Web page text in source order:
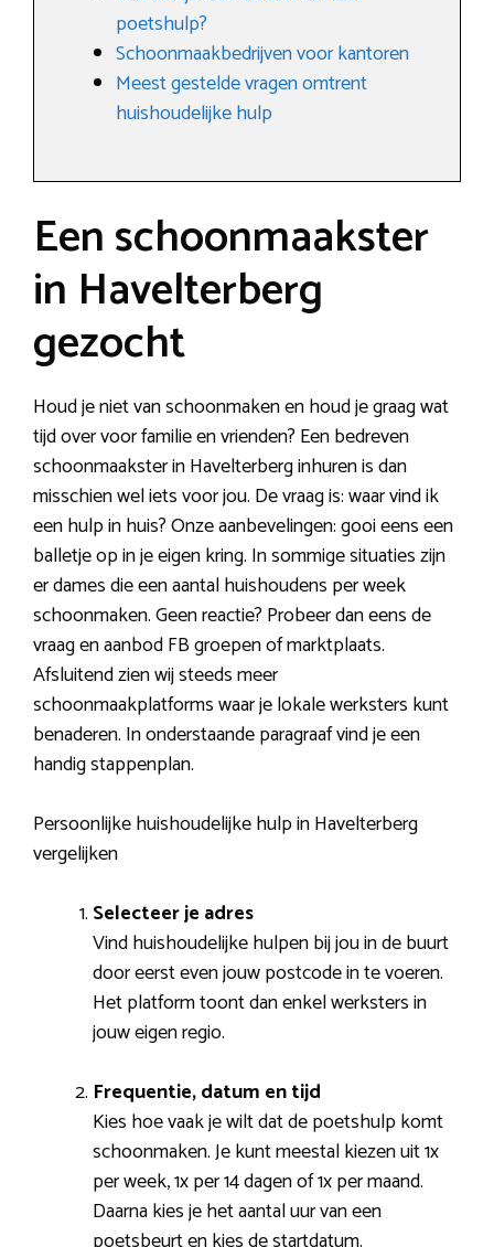
poetshulp?
Schoonmaakbedrijven voor kantoren
Meest gestelde vragen omtrent
huishoudelijke hulp
Een schoonmaakster
in Havelterberg
gezocht
Houd je niet van schoonmaken en houd je graag wat
tijd over voor familie en vrienden? Een bedreven
schoonmaakster in Havelterberg inhuren is dan
misschien wel iets voor jou. De vraag is: waar vind ik
een hulp in huis? Onze aanbevelingen: gooi eens een
balletje op in je eigen kring. In sommige situaties zijn
er dames die een aantal huishoudens per week
schoonmaken. Geen reactie? Probeer dan eens de
vraag en aanbod FB groepen of marktplaats.
Afsluitend zien wij steeds meer
schoonmaakplatforms waar je lokale werksters kunt
benaderen. In onderstaande paragraaf vind je een
handig stappenplan.
Persoonlijke huishoudelijke hulp in Havelterberg
vergelijken
Selecteer je adres
Vind huishoudelijke hulpen bij jou in de buurt
door eerst even jouw postcode in te voeren.
Het platform toont dan enkel werksters in
jouw eigen regio.
Frequentie, datum en tijd
Kies hoe vaak je wilt dat de poetshulp komt
schoonmaken. Je kunt meestal kiezen uit 1x
per week, 1x per 14 dagen of 1x per maand.
Daarna kies je het aantal uur van een